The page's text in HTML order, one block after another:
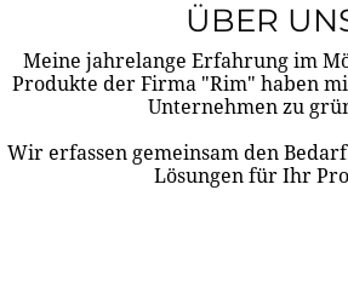
ÜBER
Meine jahrelange Erfahrung im
Produkte der Firma "Rim" haben
Unternehmen zu
Wir erfassen gemeinsam den
Lösungen für Ihr